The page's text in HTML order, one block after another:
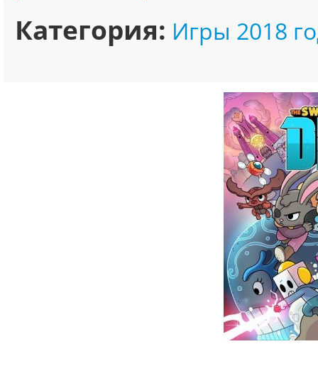
Категория: Игры 2018